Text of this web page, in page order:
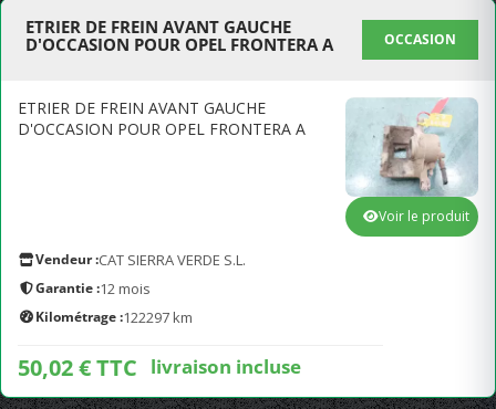
ETRIER DE FREIN AVANT GAUCHE
D'OCCASION POUR OPEL FRONTERA A
OCCASION
ETRIER DE FREIN AVANT GAUCHE
D'OCCASION POUR OPEL FRONTERA A
Vendeur :CAT SIERRA VERDE S.L.
Garantie :12 mois
Kilométrage :122297 km
50,02 € TTC livraison incluse
Voir le produit